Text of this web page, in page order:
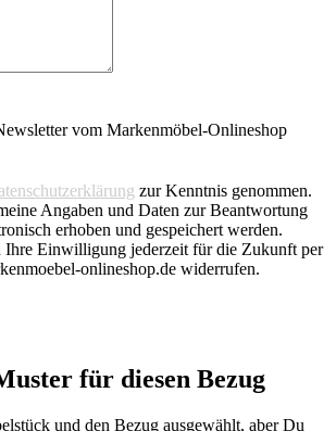
vom Markenmöbel-Onlineshop
zur Kenntnis genommen.
Angaben und Daten zur Beantwortung
erhoben und gespeichert werden.
Ihre Einwilligung jederzeit für die Zukunft per
onlineshop.de widerrufen.
für diesen Bezug
und den Bezug ausgewählt, aber Du